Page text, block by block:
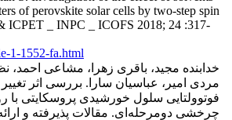
of perovskite solar cells by two-step spin
& ICPET _ INPC _ ICOFS 2018; 24 :317-
1-1552-fa.html
خدابنده مجید، باقری زهرا، مشاعی احمد،
مردی امیر، عباسیان سارا. بررسی اثر
فوتوولتایی سلول خورشیدی پروسکایتی با
چرخشی دومرحله‌ای. مقالات پذیرفته و